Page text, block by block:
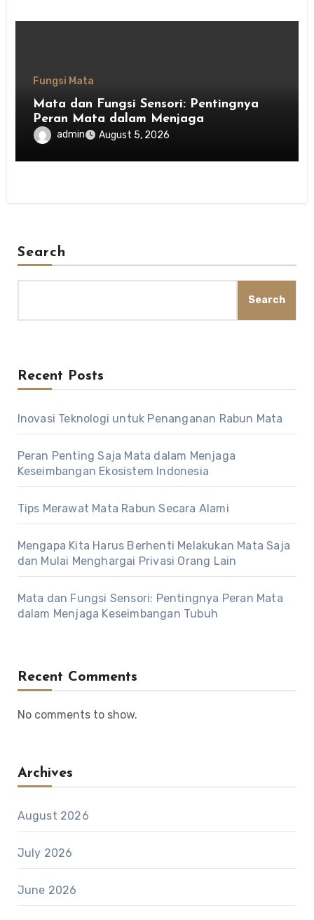
Fungsi Mata
Mata dan Fungsi Sensori: Pentingnya
Peran Mata dalam Menjaga
Keseimbangan Tubuh
admin August 5, 2026
Search
Search
Recent Posts
Inovasi Teknologi untuk Penanganan Rabun Mata
Peran Penting Saja Mata dalam Menjaga
Keseimbangan Ekosistem Indonesia
Tips Merawat Mata Rabun Secara Alami
Mengapa Kita Harus Berhenti Melakukan Mata Saja
dan Mulai Menghargai Privasi Orang Lain
Mata dan Fungsi Sensori: Pentingnya Peran Mata
dalam Menjaga Keseimbangan Tubuh
Recent Comments
No comments to show.
Archives
August 2026
July 2026
June 2026